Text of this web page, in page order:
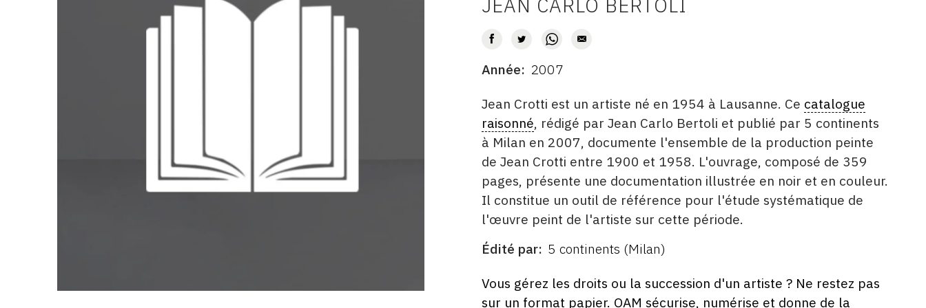
AUTEUR
DATE
Année 2007
DESCRITPTION
Jean Crotti est un artiste né en 1954 à Lausanne. Ce catalogue
raisonné, rédigé par Jean Carlo Bertoli et publié par 5 continents
à Milan en 2007, documente l'ensemble de la production peinte
de Jean Crotti entre 1900 et 1958. L'ouvrage, composé de 359
pages, présente une documentation illustrée en noir et en couleur.
Il constitue un outil de référence pour l'étude systématique de
l'œuvre peint de l'artiste sur cette période.
ÉDITÉ
Édité par 5 continents (Milan)
FORMAT
ÉTAT
Vous gérez les droits ou la succession d'un artiste ? Ne restez pas
sur un format papier. OAM sécurise, numérise et donne de la